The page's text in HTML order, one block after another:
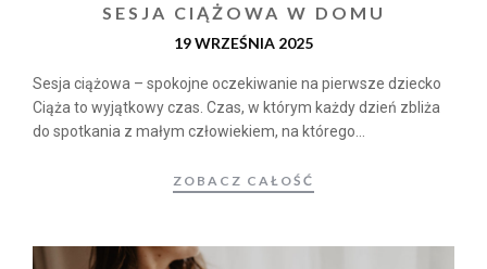
SESJA CIĄŻOWA W DOMU
19 WRZEŚNIA 2025
Sesja ciążowa – spokojne oczekiwanie na pierwsze dziecko
Ciąża to wyjątkowy czas. Czas, w którym każdy dzień zbliża
do spotkania z małym człowiekiem, na którego...
ZOBACZ CAŁOŚĆ